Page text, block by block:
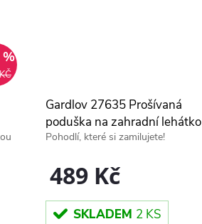
Gardlov 27635 Prošívaná
poduška na zahradní lehátko
180x50x9 cm, černá
489 Kč
SKLADEM 2 KS
Pohodlí, které si zamilujete!